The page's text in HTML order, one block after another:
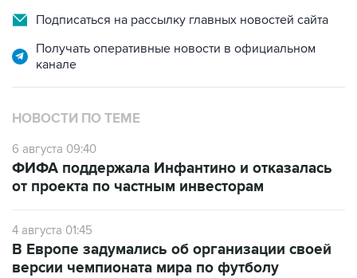
Подписаться на рассылку главных новостей сайта
Получать оперативные новости в официальном
канале
НОВОСТИ ПО ТЕМЕ
6 августа 09:40
ФИФА поддержала Инфантино и отказалась
от проекта по частным инвесторам
4 августа 01:45
В Европе задумались об организации своей
версии чемпионата мира по футболу